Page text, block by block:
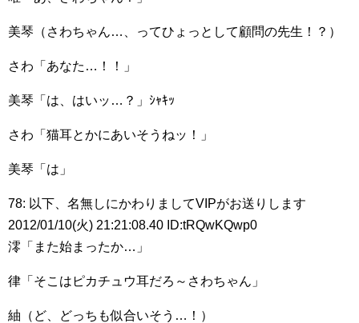
美琴（さわちゃん…、ってひょっとして顧問の先生！？）
さわ「あなた…！！」
美琴「は、はいッ…？」ｼｬｷｯ
さわ「猫耳とかにあいそうねッ！」
美琴「は」
78: 以下、名無しにかわりましてVIPがお送りします
2012/01/10(火) 21:21:08.40 ID:tRQwKQwp0
澪「また始まったか…」
律「そこはピカチュウ耳だろ～さわちゃん」
紬（ど、どっちも似合いそう…！）